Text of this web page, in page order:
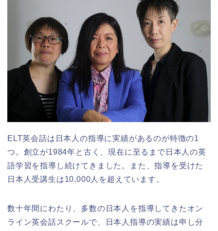
ELT英会話は日本人の指導に実績があるのが特徴の1
つ。創立が1984年と古く、現在に至るまで日本人の英
語学習を指導し続けてきました。また、指導を受けた
日本人受講生は10,000人を超えています。
数十年間にわたり、多数の日本人を指導してきたオン
ライン英会話スクールで、日本人指導の実績は申し分